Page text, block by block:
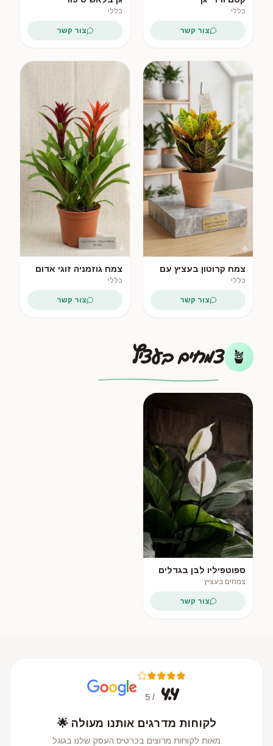
כללי
צור קשר
כללי
צור קשר
ירוק לנצח
צמח קרוטון בעציץ עם
כלי
כללי
צור קשר
צמח גוזמניה זוגי אדום
בעציץ
כללי
צור קשר
🪴 צמחים בעציץ
ספוטפיליו לבן בגדלים
שונים
צמחים בעציץ
צור קשר
4.4
/ 5
לקוחות מדרגים אותנו מעולה 🌟
מאות לקוחות מרוצים בכרטיס העסק שלנו בגוגל